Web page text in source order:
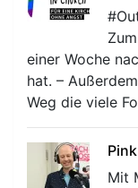
einer Woche
hat. –
Weg die viele
Mit